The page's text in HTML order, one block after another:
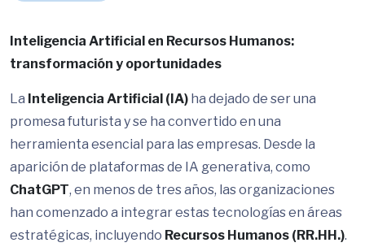
Inteligencia Artificial en Recursos Humanos:
transformación y oportunidades
La Inteligencia Artificial (IA) ha dejado de ser una
promesa futurista y se ha convertido en una
herramienta esencial para las empresas. Desde la
aparición de plataformas de IA generativa, como
ChatGPT, en menos de tres años, las organizaciones
han comenzado a integrar estas tecnologías en áreas
estratégicas, incluyendo Recursos Humanos (RR.HH.).